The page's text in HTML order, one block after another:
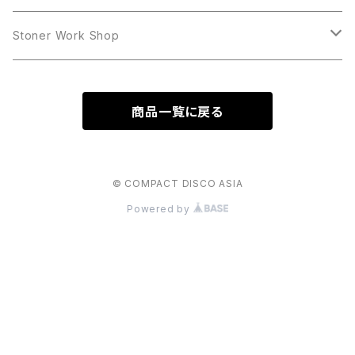
LP
LP
Stoner Work Shop
商品一覧に戻る
© COMPACT DISCO ASIA
Powered by